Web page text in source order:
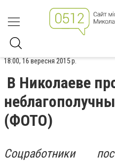
18:00, 16 вересня 2015 р.
В Николаеве
(ФОТО)
Соцработники